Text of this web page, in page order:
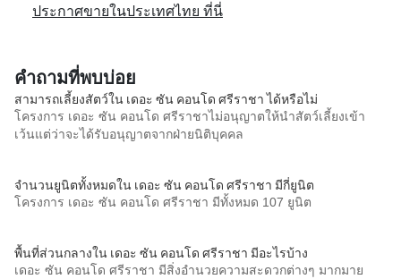
ประกาศขายในประเทศไทย ที่นี่
คำถามที่พบบ่อย
สามารถเลี้ยงสัตว์ใน เดอะ ซัน คอนโด ศรีราชา ได้หรือไม่
โครงการ เดอะ ซัน คอนโด ศรีราชาไม่อนุญาตให้นำสัตว์เลี้ยงเข้า
เว้นแต่ว่าจะได้รับอนุญาตจากฝ่ายนิติบุคคล
จำนวนยูนิตทั้งหมดใน เดอะ ซัน คอนโด ศรีราชา มีกี่ยูนิต
โครงการ เดอะ ซัน คอนโด ศรีราชา มีทั้งหมด 107 ยูนิต
พื้นที่ส่วนกลางใน เดอะ ซัน คอนโด ศรีราชา มีอะไรบ้าง
เดอะ ซัน คอนโด ศรีราชา มีสิ่งอำนวยความสะดวกต่างๆ มากมาย